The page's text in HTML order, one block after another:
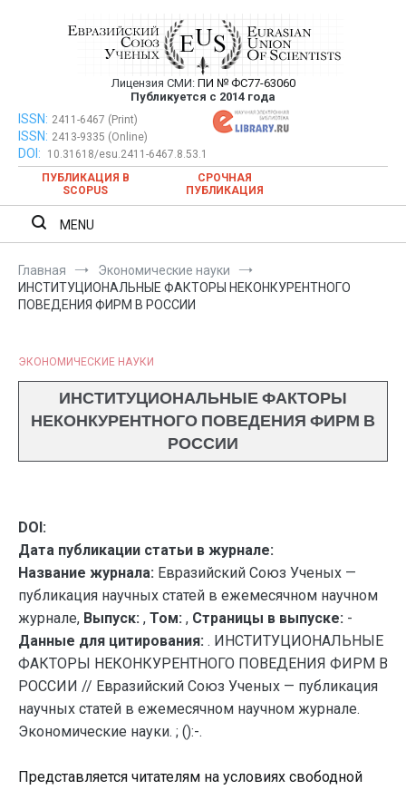
Евразийский Союз Ученых —
публикация научных статей в
ежемесячном научном журнале
Лицензия СМИ: ПИ № ФС77-63060
Публикуется с 2014 года
Евразийский Союз Ученых — публикация научных статей в
ежемесячном научном журнале
ISSN: 2411-6467 (Print)
ISSN: 2413-9335 (Online)
DOI:
10.31618/esu.2411-6467.8.53.1
ПУБЛИКАЦИЯ В
SCOPUS
СРОЧНАЯ
ПУБЛИКАЦИЯ
MENU
Главная
Экономические науки
ИНСТИТУЦИОНАЛЬНЫЕ ФАКТОРЫ НЕКОНКУРЕНТНОГО
ПОВЕДЕНИЯ ФИРМ В РОССИИ
ЭКОНОМИЧЕСКИЕ НАУКИ
ИНСТИТУЦИОНАЛЬНЫЕ ФАКТОРЫ
НЕКОНКУРЕНТНОГО ПОВЕДЕНИЯ ФИРМ В
РОССИИ
DOI:
Дата публикации статьи в журнале:
Название журнала: Евразийский Союз Ученых —
публикация научных статей в ежемесячном научном
журнале, Выпуск: , Том: , Страницы в выпуске: -
Данные для цитирования: . ИНСТИТУЦИОНАЛЬНЫЕ
ФАКТОРЫ НЕКОНКУРЕНТНОГО ПОВЕДЕНИЯ ФИРМ В
РОССИИ // Евразийский Союз Ученых — публикация
научных статей в ежемесячном научном журнале.
Экономические науки. ; ():-.
Представляется читателям на условиях свободной